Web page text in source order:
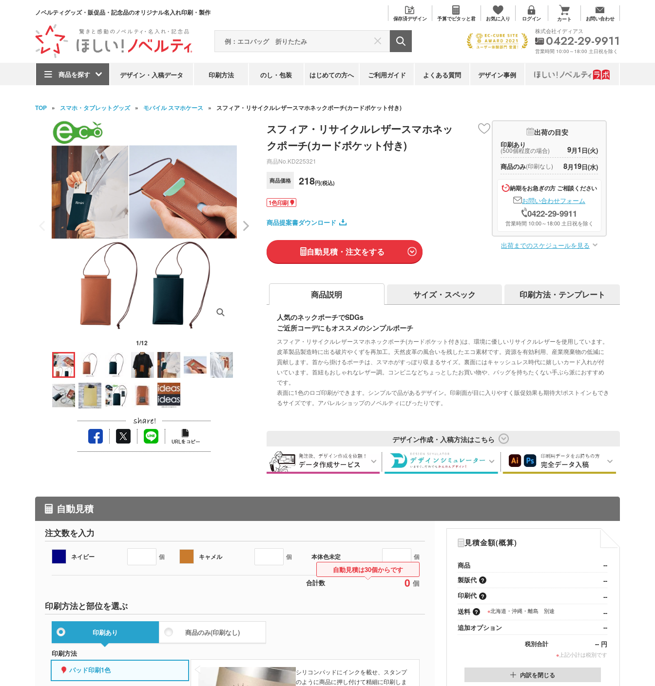
ノベルティグッズ・販促品・記念品のオリジナル名入れ印刷・製作
保存済デザイン 予算でピタッと君 お気に入り ログイン カート お問い合わせ
商品を探す デザイン・入稿データ 印刷方法 のし・包装 はじめての方へ ご利用ガイド よくある質問 デザイン事例
株式会社イディアス
0422-29-9911
営業時間 10:00～18:00 土日祝を除く
TOP スマホ・タブレットグッズ モバイル スマホケース スフィア・リサイクルレザースマホネックポーチ(カードポケット付き)
1/12
スフィア・リサイクルレザースマホネッ
クポーチ(カードポケット付き)
商品No. KD225321
商品価格 218円(税込)
1色印刷
商品提案書ダウンロード
自動見積・注文をする
出荷の目安
印刷あり
(500個程度の場合) 9月1 日(火)
商品のみ(印刷なし) 8月19日(水)
納期をお急ぎの方 ご相談ください
お問い合わせフォーム
0422-29-9911
営業時間 10:00～18:00 土日祝を除く
出荷までのスケジュールを見る
商品説明 サイズ・スペック 印刷方法・テンプレート
人気のネックポーチでSDGs
ご近所コーデにもオススメのシンプルポーチ
スフィア・リサイクルレザースマホネックポーチ(カードポケット付き)は、環境に優しいリサイクルレザーを使用しています。
皮革製品製造時に出る破片やくずを再加工。天然皮革の風合いを残したエコ素材です。資源を有効利用、産業廃棄物の低減に
貢献します。首から掛けるポーチは、スマホがすっぽり収まるサイズ。裏面にはキャッシュレス時代に嬉しいカード入れが付
いています。首紐もおしゃれなレザー調。コンビニなどちょっとしたお買い物や、バッグを持ちたくない手ぶら派におすすめ
です。
表面に1色のロゴ印刷ができます。シンプルで品があるデザイン。印刷面が目に入りやすく販促効果も期待大!ポストインもでき
るサイズです。アパレルショップのノベルティにぴったりです。
デザイン作成・入稿方法はこちら
自動見積
注文数を入力
ネイビー 個 キャメル 個 本体色未定 個
合計数 0 個
自動見積は30個からです
印刷方法と部位を選ぶ
印刷あり 商品のみ(印刷なし)
印刷方法
パッド印刷1色
シリコンパッドにインクを載せ、スタンプ
のように商品に押し付けて精細に印刷しま
見積金額(概算)
商品
--
製版代
--
印刷代
--
送料
※北海道・沖縄・離島 別途
--
追加オプション
--
税別合計 -- 円
※ 上記小計は税別です
内訳を閉じる